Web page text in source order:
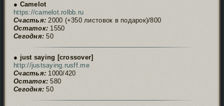
● Camelot
https://camelot.rolbb.ru
Счастья: 2000 (+350 листовок в подарок)/800
Остаток: 1550
Сегодня: 50
● just saying [crossover]
http://justsaying.rusff.me
Счастья: 1000/420
Остаток: 580
Сегодня: 50